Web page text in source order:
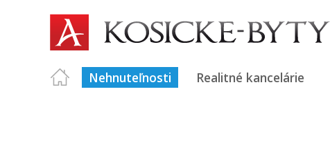
Nehnuteľnosti Realitné kancelárie